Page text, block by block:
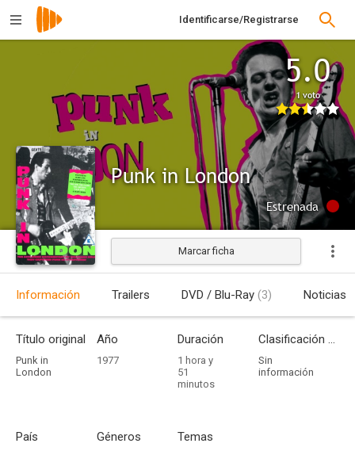
Identificarse/Registrarse
5.0
1 voto
Punk in London
Estrenada
Marcar ficha
Información Trailers DVD / Blu-Ray (3) Noticias
Título original
Punk in
London
Año
1977
Duración
1 hora y
51
minutos
Clasificación por edades
Sin
información
País Géneros Temas